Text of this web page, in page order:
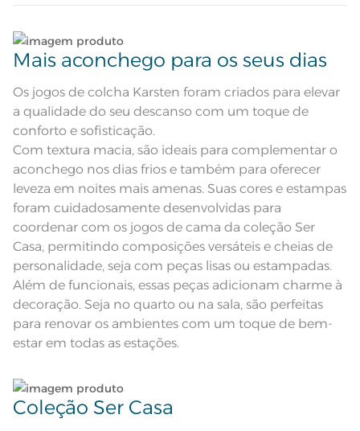
Atributos
Porta travesseiro com 3 abas de 5
Descrição Visual
cor azul com leve textura.
Composição
100% Algodão; Manta de
enchimento 100% Poliéster
Tamanho
Cor Marinho
Itens Inclusos 1 Colcha e 2 Porta-travesseiros
Medida
Colcha: 2,80m x 2,55m; Porta-
travesseiro: 50cm x 70cm
Acabamento Estampado
Instruções de Lavagem
Lavação a 40ºC; Proibido alvejar;
Secar em tambor com
temperatura máxima de 60º; Ferro
Observações
Lave tipos de tecidos distintos separadamente;
Não lave cores claras e cores escuras no mesmo
ciclo;
Lave as peças no ciclo leve, suave ou delicado de
sua lavadora;
Enxágue as peças com bastante água;
Utilize a quantidade mínima de amaciante e sabão;
Leia atentamente as instruções na etiqueta.
Mais aconchego para os seus dias
Os jogos de colcha Karsten foram criados para elevar
a qualidade do seu descanso com um toque de
conforto e sofisticação.
Com textura macia, são ideais para complementar o
aconchego nos dias frios e também para oferecer
leveza em noites mais amenas. Suas cores e estampas
foram cuidadosamente desenvolvidas para
coordenar com os jogos de cama da coleção Ser
Casa, permitindo composições versáteis e cheias de
personalidade, seja com peças lisas ou estampadas.
Além de funcionais, essas peças adicionam charme à
decoração. Seja no quarto ou na sala, são perfeitas
para renovar os ambientes com um toque de bem-
estar em todas as estações.
Coleção Ser Casa